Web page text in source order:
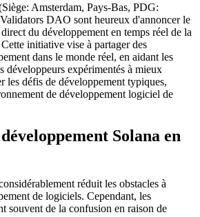
Amsterdam, Pays-Bas, PDG:
DAO sont heureux d'annoncer le
du développement en temps réel de la
initiative vise à partager des
dans le monde réel, en aidant les
développeurs expérimentés à mieux
les défis de développement typiques,
de développement logiciel de
Solana en
réduit les obstacles à
de logiciels. Cependant, les
souvent de la confusion en raison de